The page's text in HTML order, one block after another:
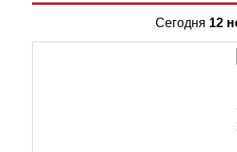
Сегодня 12